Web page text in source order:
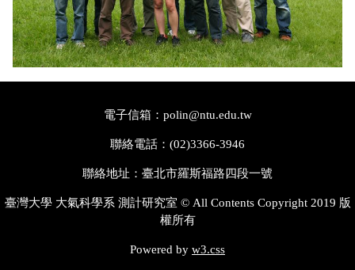
電子信箱：polin@ntu.edu.tw
聯絡電話：(02)3366-3946
聯絡地址：臺北市羅斯福路四段一號
臺灣大學 大氣科學系 測計研究室 © All Contents Copyright 2019 版
權所有
Powered by w3.css